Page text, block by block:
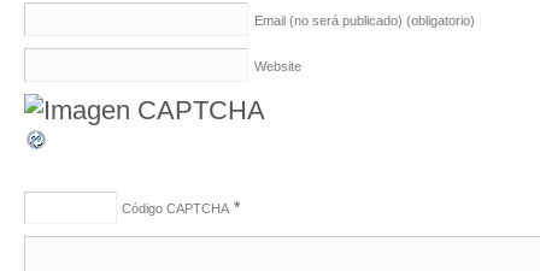
Email (no será publicado) (obligatorio)
Website
Código CAPTCHA *